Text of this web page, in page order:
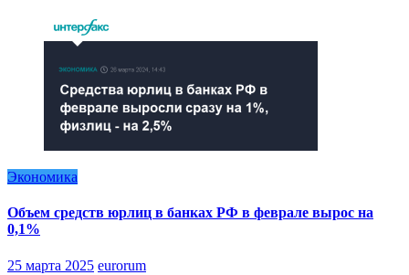
Экономика
Объем средств юрлиц в банках РФ в феврале вырос на
0,1%
25 марта 2025 eurorum